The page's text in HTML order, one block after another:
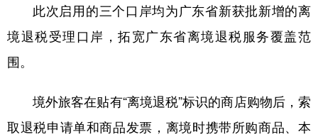
四川 贵州 云南 西藏
此次启用的三个口岸均为广东省新获批新增的离
境退税受理口岸，拓宽广东省离境退税服务覆盖范
围。
境外旅客在贴有“离境退税”标识的商店购物后，索
取退税申请单和商品发票，离境时携带所购商品、本